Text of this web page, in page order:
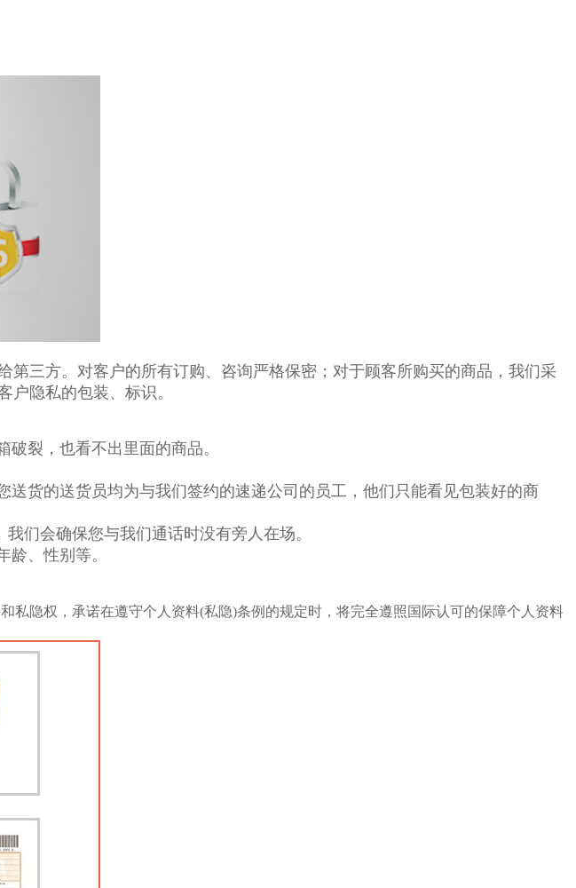
第三方。 对客户的所有订购、咨询严格保密； 对于顾客所购买的商品，我们采
户隐私的包装、标识。
裂，也看不出里面的商品。
货的送货员均为与我们签约的速递公司的员工，他们只能看见包装好的商
们会确保您与我们通话时没有旁人在场。
、性别等。
隐权，承诺在遵守个人资料(私隐)条例的规定时，将完全遵照国际认可的保障个人资料